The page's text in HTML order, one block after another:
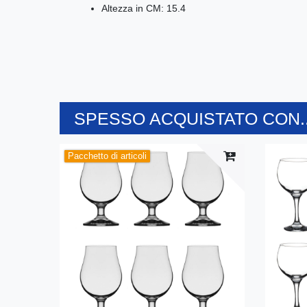
Altezza in CM: 15.4
SPESSO ACQUISTATO
Pacchetto di articoli